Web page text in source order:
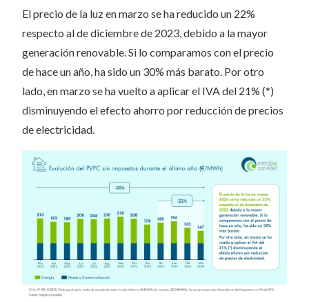
El precio de la luz en marzo se ha reducido un 22%
respecto al de diciembre de 2023, debido a la mayor
generación renovable. Si lo comparamos con el precio
de hace un año, ha sido un 30% más barato. Por otro
lado, en marzo se ha vuelto a aplicar el IVA del 21% (*)
disminuyendo el efecto ahorro por reducción de precios
de electricidad.